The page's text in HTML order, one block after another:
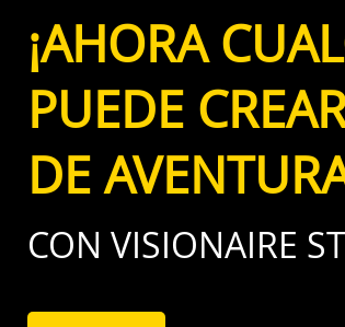
¡AHORA
PUEDE
DE
CON VISIONAIRE